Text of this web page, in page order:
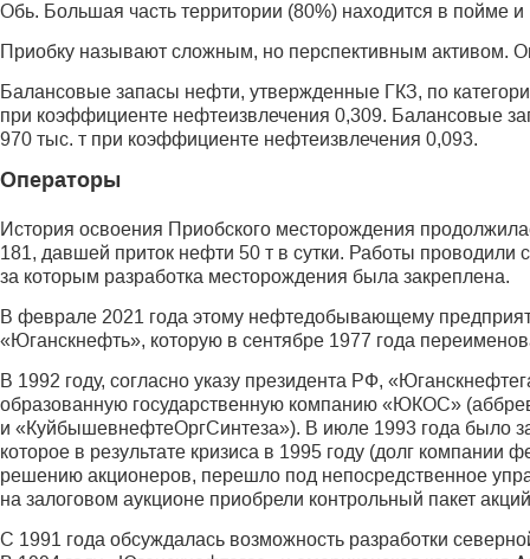
Обь. Большая часть территории (80%) находится в пойме
Приобку называют сложным, но перспективным активом.
Балансовые запасы нефти, утвержденные ГКЗ, по
при коэффициенте нефтеизвлечения 0,309. Балансовые
970 тыс. т при коэффициенте нефтеизвлечения 0,093.
Операторы
История освоения Приобского месторождения
181, давшей приток нефти 50 т в сутки. Работы
за которым разработка место­рождения была закреплена.
В феврале 2021 года этому нефтедобывающему
«Юганскнефть», которую в сентябре 1977 года
В 1992 году, согласно указу президента РФ,
образованную государственную компанию «ЮКОС»
и «Куйбышев­нефтеОргСинтеза»). В июле 1993 года было
которое в результате кризиса в 1995 году (долг компании
решению акционеров, перешло под непосредственное
на залоговом аукционе приобрели контрольный пакет
С 1991 года обсуждалась возможность разработки